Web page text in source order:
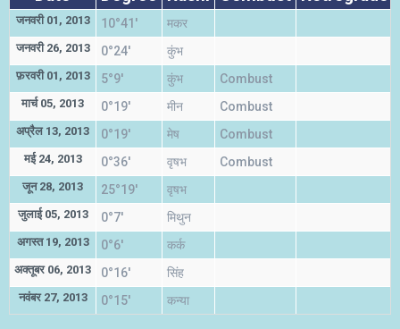
जनवरी 01, 2013 10°41' मकर
जनवरी 26, 2013 0°24' कुंभ
फ़रवरी 01, 2013 5°9' कुंभ Combust
मार्च 05, 2013 0°19' मीन Combust
अप्रैल 13, 2013 0°19' मेष Combust
मई 24, 2013 0°36' वृषभ Combust
जून 28, 2013 25°19' वृषभ
जुलाई 05, 2013 0°7' मिथुन
अगस्त 19, 2013 0°6' कर्क
अक्तूबर 06, 2013 0°16' सिंह
नवंबर 27, 2013 0°15' कन्या